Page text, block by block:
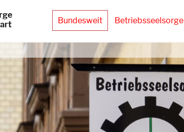
Bundesweit Betriebsseelsorge